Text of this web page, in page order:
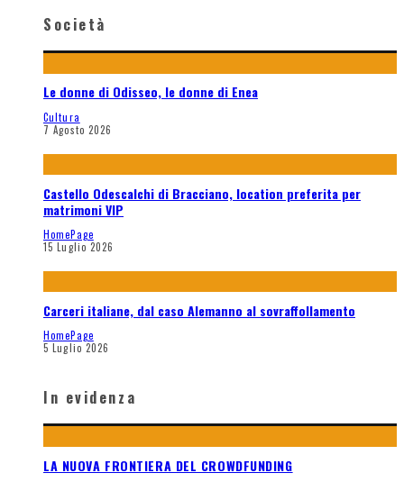
Società
Le donne di Odisseo, le donne di Enea
Cultura
7 Agosto 2026
Castello Odescalchi di Bracciano, location preferita per
matrimoni VIP
HomePage
15 Luglio 2026
Carceri italiane, dal caso Alemanno al sovraffollamento
HomePage
5 Luglio 2026
In evidenza
LA NUOVA FRONTIERA DEL CROWDFUNDING